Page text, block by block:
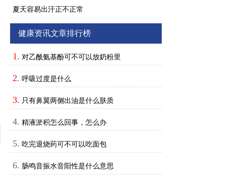
夏天容易出汗正不正常
健康资讯文章排行榜
1. 对乙酰氨基酚可不可以放奶粉里
2. 呼吸过度是什么
3. 只有鼻翼两侧出油是什么肤质
4. 精液淤积怎么回事，怎么办
5. 吃完退烧药可不可以吃面包
6. 肠鸣音振水音阳性是什么意思